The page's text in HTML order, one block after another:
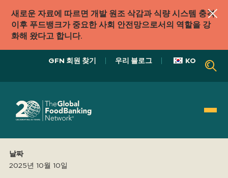
새로운 자료에 따르면 개발 원조 삭감과 식량 시스템 충격
이후 푸드뱅크가 중요한 사회 안전망으로서의 역할을 강
화해 왔다고 합니다.
GFN 회원 찾기 우리 블로그 KO
우리의 역할
식품 시스템
날짜
2025년 10월 10일